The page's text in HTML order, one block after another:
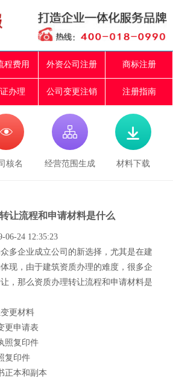
程费用 外资公司注册 商标注册
办理 公司变更注销 注册指南

核名

经营范围生成

材料下载
让流程和申请材料是什么
06-24 12:35:23
企业成立公司的新选择，尤其是在建
现，由于建筑资质办理的难度，很多企
，那么资质办理转让流程和申请材料是
更材料
申请表
复印件
印件
本和副本